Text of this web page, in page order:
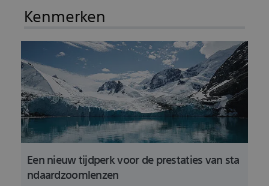
Kenmerken
Een nieuw tijdperk voor de prestaties van sta
ndaardzoomlenzen